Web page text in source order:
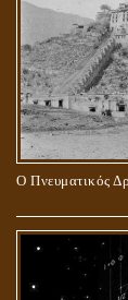
Ο Πνευματικός
ΚΑΙ ΜΕ